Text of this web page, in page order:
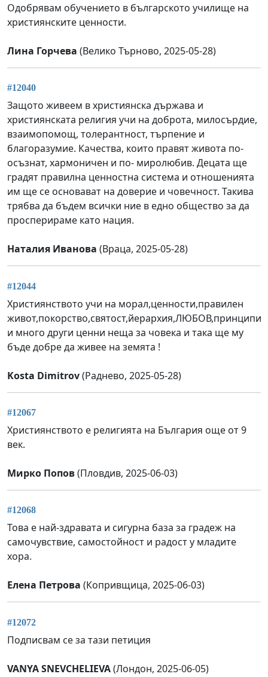
Одобрявам обучението в българското училище на
християнските ценности.
Лина Горчева (Велико Търново, 2025-05-28)
#12040
Защото живеем в християнска държава и
християнската религия учи на доброта, милосърдие,
взаимопомощ, толерантност, търпение и
благоразумие. Качества, които правят живота по-
осъзнат, хармоничен и по- миролюбив. Децата ще
градят правилна ценностна система и отношенията
им ще се основават на доверие и човечност. Такива
трябва да бъдем всички ние в едно общество за да
просперираме като нация.
Наталия Иванова (Враца, 2025-05-28)
#12044
Християнството учи на морал,ценности,правилен
живот,покорство,святост,йерархия,ЛЮБОВ,принципи
и много други ценни неща за човека и така ще му
бъде добре да живее на земята !
Kosta Dimitrov(Раднево, 2025-05-28)
#12067
Християнството е религията на България още от 9
век.
Мирко Попов(Пловдив, 2025-06-03)
#12068
Това е най-здравата и сигурна база за градеж на
самочувствие, самостойност и радост у младите
хора.
Елена Петрова (Копривщица, 2025-06-03)
#12072
Подписвам се за тази петиция
VANYA SNEVCHELIEVA(Лондон, 2025-06-05)